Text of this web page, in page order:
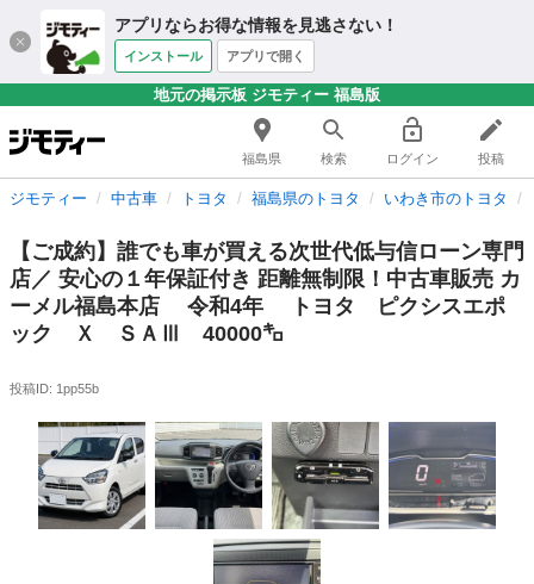
アプリならお得な情報を見逃さない！
インストール アプリで開く
地元の掲示板 ジモティー 福島版
福島県 検索 ログイン 投稿
ジモティー 中古車 トヨタ 福島県のトヨタ いわき市のトヨタ
【ご成約】誰でも車が買える次世代低与信ローン専門
店／ 安心の１年保証付き 距離無制限！中古車販売 カ
ーメル福島本店 令和4年 トヨタ ピクシスエポ
ック Ｘ ＳＡⅢ 40000㌔
投稿ID: 1pp55b